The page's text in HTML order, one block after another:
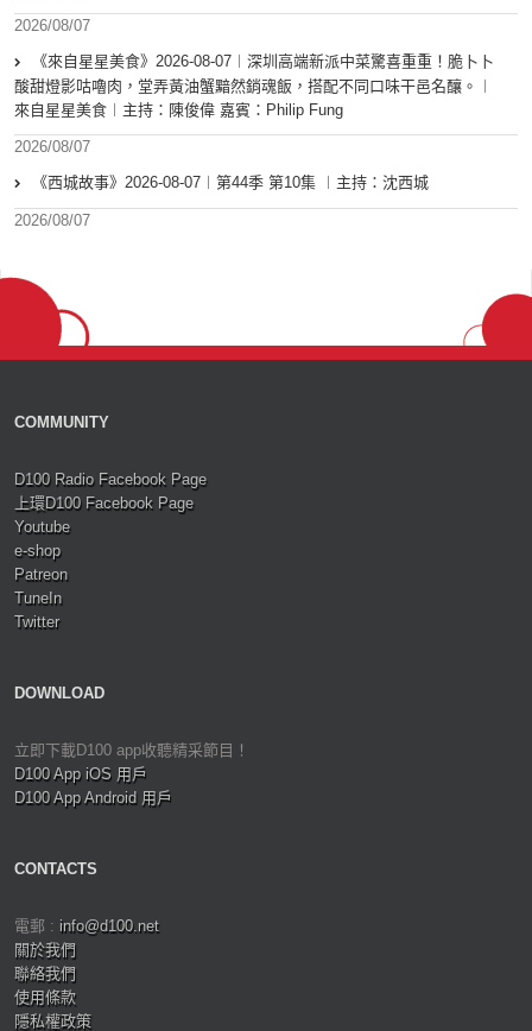
2026/08/07
《來自星星美食》2026-08-07︱深圳高端新派中菜驚喜重重！脆卜卜
酸甜燈影咕嚕肉，堂弄黃油蟹黯然銷魂飯，搭配不同口味干邑名釀。︱
來自星星美食︱主持：陳俊偉 嘉賓：Philip Fung
2026/08/07
《西城故事》2026-08-07︱第44季 第10集 ︱主持：沈西城
2026/08/07
COMMUNITY
D100 Radio Facebook Page
上環D100 Facebook Page
Youtube
e-shop
Patreon
TuneIn
Twitter
DOWNLOAD
立即下載D100 app收聽精采節目！
D100 App iOS 用戶
D100 App Android 用戶
CONTACTS
電郵 : info@d100.net
關於我們
聯絡我們
使用條款
隱私權政策